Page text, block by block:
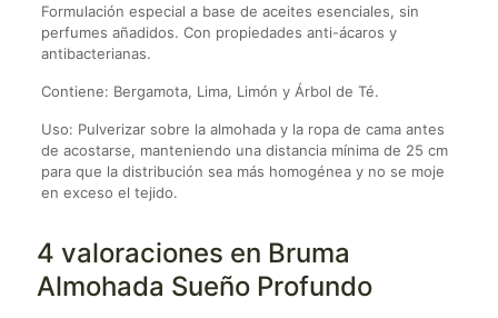
Formulación especial a base de aceites esenciales, sin
perfumes añadidos. Con propiedades anti-ácaros y
antibacterianas.
Contiene: Bergamota, Lima, Limón y Árbol de Té.
Uso: Pulverizar sobre la almohada y la ropa de cama antes
de acostarse, manteniendo una distancia mínima de 25 cm
para que la distribución sea más homogénea y no se moje
en exceso el tejido.
4 valoraciones en Bruma
Almohada Sueño Profundo